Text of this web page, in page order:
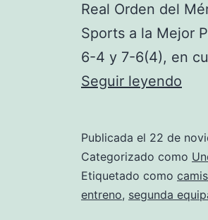
Real Orden del
Sports a la Mejor
6-4 y 7-6(4), en
Seguir leyendo
Publicada el 22 de
Categorizado como
Etiquetado como
entreno, segunda